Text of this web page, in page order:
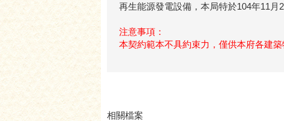
再生能源發電設備，本局特於104年11月
注意事項：
本契約範本不具約束力，僅供本府各建
相關檔案